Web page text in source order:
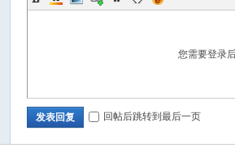
您需要登录
发表回复 回帖后跳转到最后一页